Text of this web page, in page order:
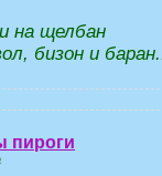
на щелбан
бизон и
пироги